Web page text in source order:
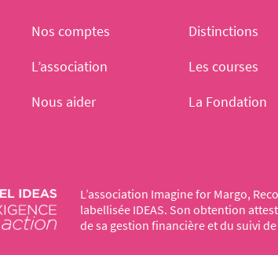
L’association Imagine for Margo,
labellisée IDEAS. Son obtention
de sa gestion financière et du suivi
Nos comptes Distinctions
L’association Les courses
Nous aider La Fondation